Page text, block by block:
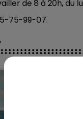
de 8 à 20h, du
75-99-07.